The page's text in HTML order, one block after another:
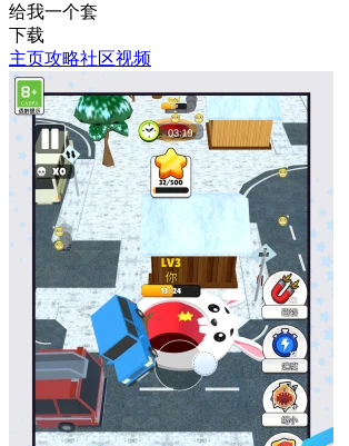
给我一个套
下载
主页攻略社区视频